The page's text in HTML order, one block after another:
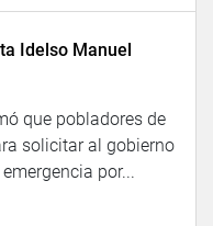
Idelso Manuel
que pobladores de
solicitar al gobierno
por...